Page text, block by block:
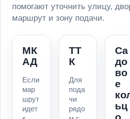
помогают уточнить улицу,
маршрут и зону подачи.
МК
АД
Если
мар
шрут
идет
ТТ
К
Для
пода
чи
рядо
Са
до
во
е
ьц